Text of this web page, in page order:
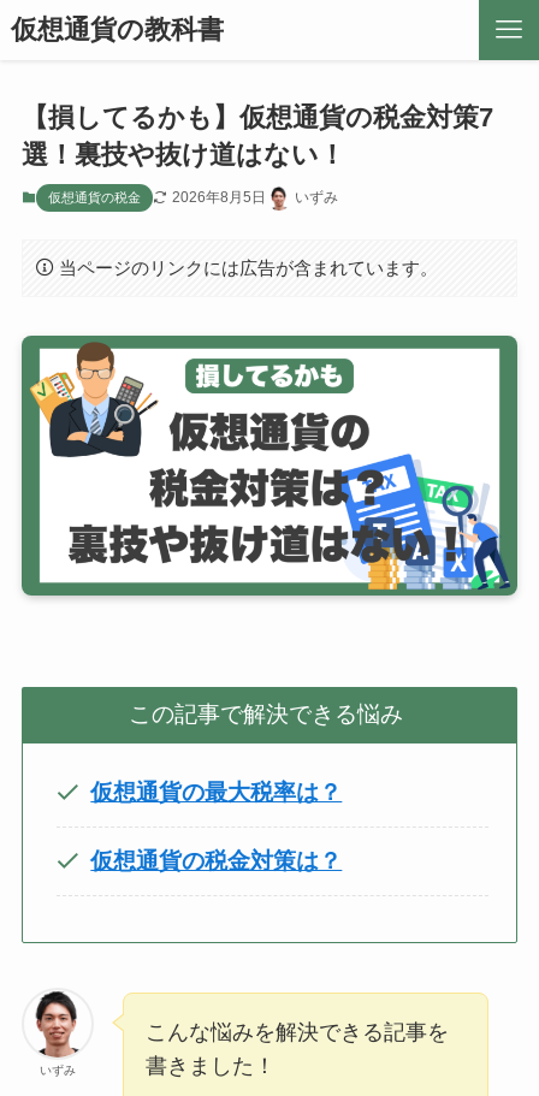
仮想通貨の教科書
【損してるかも】仮想通貨の税金対策7
選！裏技や抜け道はない！
仮想通貨の税金 2026年8月5日 いずみ
当ページのリンクには広告が含まれています。
この記事で解決できる悩み
仮想通貨の最大税率は？
仮想通貨の税金対策は？
いずみ
こんな悩みを解決できる記事を
書きました！